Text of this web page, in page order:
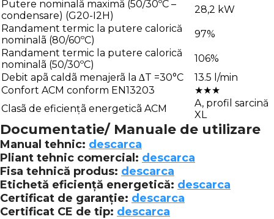
Putere nominală maximă (50/30ºC –
condensare) (G20-I2H)
28,2 kW
Randament termic la putere calorică
nominalã (80/60ºC)
97%
Randament termic la putere calorică
nominalã (50/30ºC)
106%
Debit apã caldã menajerã la ∆T =30°C
13.5 l/min
Confort ACM conform EN13203
★★★
Clasã de eficiențã energeticã ACM
A, profil sarcină
XL
Documentatie/ Manuale de utilizare
Manual tehnic: descarca
Pliant tehnic comercial: descarca
Fisa tehnică produs: descarca
Etichetă eficiență energetică: descarca
Certificat de garanție: descarca
Certificat CE de tip: descarca